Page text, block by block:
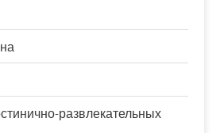
развлекательных